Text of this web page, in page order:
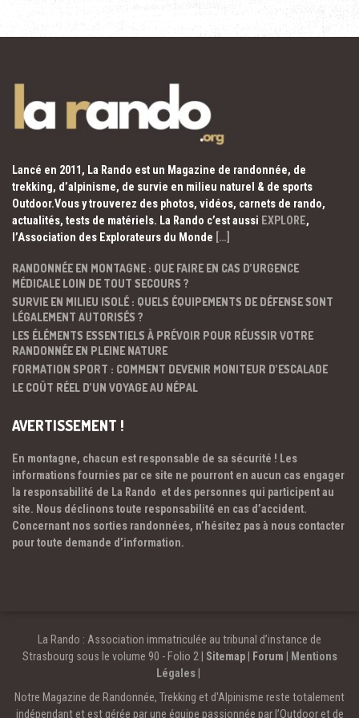
Lancé en 2011, La Rando est un Magazine de randonnée, de
trekking, d’alpinisme, de survie en milieu naturel & de sports
Outdoor.Vous y trouverez des photos, vidéos, carnets de rando,
actualités, tests de matériels. La Rando c’est aussi EXPLORE,
l’Association des Explorateurs du Monde […]
RANDONNÉE EN MONTAGNE : QUE FAIRE EN CAS D’URGENCE
MÉDICALE LOIN DE TOUT SECOURS ?
SURVIE EN MILIEU ISOLÉ : QUELS ÉQUIPEMENTS DE DÉFENSE SONT
LÉGALEMENT AUTORISÉS ?
LES ÉLÉMENTS ESSENTIELS À PRÉVOIR POUR RÉUSSIR VOTRE
RANDONNÉE EN PLEINE NATURE
FORMATION SPORT : COMMENT DEVENIR MONITEUR D’ESCALADE
LE COÛT RÉEL D’UN VOYAGE AU NÉPAL
AVERTISSEMENT !
En montagne, chacun est responsable de sa sécurité ! Les
informations fournies par ce site ne pourront en aucun cas engager
la responsabilité de La Rando et des personnes qui participent au
site. Nous déclinons toute responsabilité en cas d’accident.
Concernant nos sorties randonnées, n’hésitez pas à nous contacter
pour toute demande d’information.
La Rando : Association immatriculée au tribunal d’instance de
Strasbourg sous le volume 90 - Folio 2 | Sitemap| Forum
Mentions
Légales
Notre Magazine de Randonnée, Trekking et d'Alpinisme reste totalement
indépendant et est gérée par une équipe passionnée par l’Outdoor et de